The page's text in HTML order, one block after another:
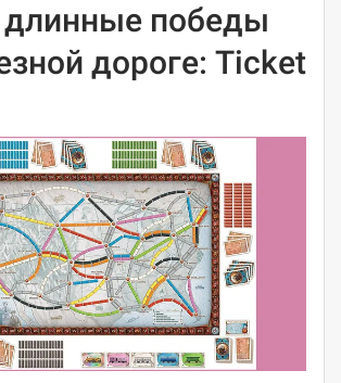
победы
дороге: Ticket